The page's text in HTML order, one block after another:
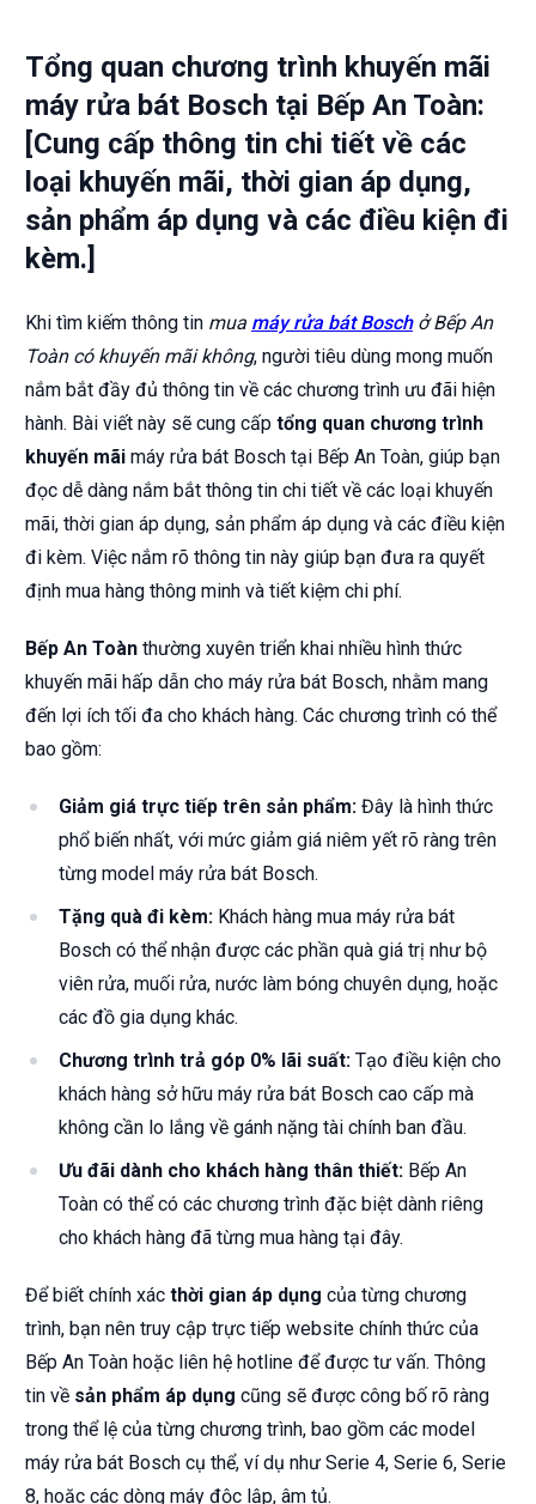
Tổng quan chương trình khuyến mãi
máy rửa bát Bosch tại Bếp An Toàn:
[Cung cấp thông tin chi tiết về các
loại khuyến mãi, thời gian áp dụng,
sản phẩm áp dụng và các điều kiện đi
kèm.]
Khi tìm kiếm thông tin mua máy rửa bát Boschở Bếp An
Toàn có khuyến mãi không, người tiêu dùng mong muốn
nắm bắt đầy đủ thông tin về các chương trình ưu đãi hiện
hành. Bài viết này sẽ cung cấp tổng quan chương trình
khuyến mãi máy rửa bát Bosch tại Bếp An Toàn, giúp bạn
đọc dễ dàng nắm bắt thông tin chi tiết về các loại khuyến
mãi, thời gian áp dụng, sản phẩm áp dụng và các điều kiện
đi kèm. Việc nắm rõ thông tin này giúp bạn đưa ra quyết
định mua hàng thông minh và tiết kiệm chi phí.
Bếp An Toàn thường xuyên triển khai nhiều hình thức
khuyến mãi hấp dẫn cho máy rửa bát Bosch, nhằm mang
đến lợi ích tối đa cho khách hàng. Các chương trình có thể
bao gồm:
Giảm giá trực tiếp trên sản phẩm: Đây là hình thức
phổ biến nhất, với mức giảm giá niêm yết rõ ràng trên
từng model máy rửa bát Bosch.
Tặng quà đi kèm: Khách hàng mua máy rửa bát
Bosch có thể nhận được các phần quà giá trị như bộ
viên rửa, muối rửa, nước làm bóng chuyên dụng, hoặc
các đồ gia dụng khác.
Chương trình trả góp 0% lãi suất: Tạo điều kiện cho
khách hàng sở hữu máy rửa bát Bosch cao cấp mà
không cần lo lắng về gánh nặng tài chính ban đầu.
Ưu đãi dành cho khách hàng thân thiết: Bếp An
Toàn có thể có các chương trình đặc biệt dành riêng
cho khách hàng đã từng mua hàng tại đây.
Để biết chính xác thời gian áp dụng của từng chương
trình, bạn nên truy cập trực tiếp website chính thức của
Bếp An Toàn hoặc liên hệ hotline để được tư vấn. Thông
tin về sản phẩm áp dụng cũng sẽ được công bố rõ ràng
trong thể lệ của từng chương trình, bao gồm các model
máy rửa bát Bosch cụ thể, ví dụ như Serie 4, Serie 6, Serie
8, hoặc các dòng máy độc lập, âm tủ.